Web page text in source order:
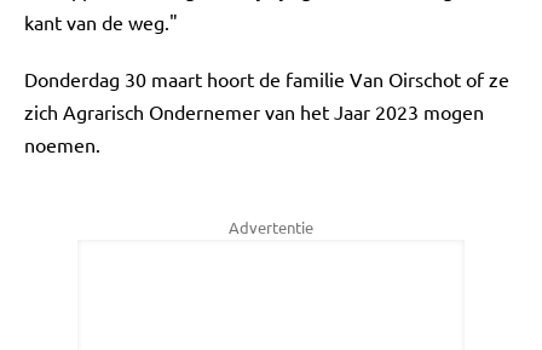
kant van de weg."
Donderdag 30 maart hoort de familie Van Oirschot of ze
zich Agrarisch Ondernemer van het Jaar 2023 mogen
noemen.
Advertentie